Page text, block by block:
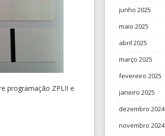
programação ZPLII e
junho 2025
maio 2025
abril 2025
março 2025
fevereiro 2025
janeiro 2025
dezembro 2024
novembro 2024